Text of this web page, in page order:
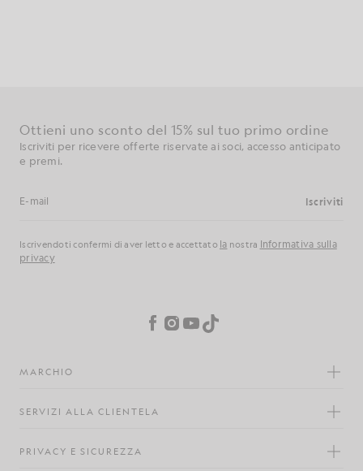
Ottieni uno sconto del 15% sul tuo primo ordine
Iscriviti per ricevere offerte riservate ai soci, accesso anticipato
e premi.
Indirizzo e-mail Iscriviti
Iscrivendoti confermi di aver letto e accettato la nostra Informativa sulla
privacy
Facebook
Instagram
YouTube
TikTok
MARCHIO
SERVIZI ALLA CLIENTELA
PRIVACY E SICUREZZA